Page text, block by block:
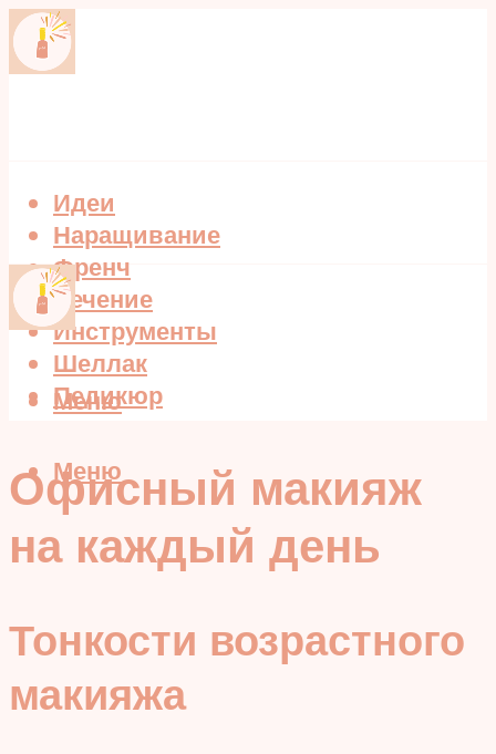
Идеи
Наращивание
Френч
Лечение
Инструменты
Шеллак
Педикюр
Меню
Меню
Офисный макияж
на каждый день
Тонкости возрастного
макияжа